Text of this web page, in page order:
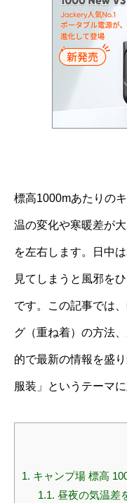
標高1000mあたりの
温の変化や寒暖差が
を左右します。日中
見てしまうと風邪を
です。この記事では
グ（重ね着）の方法
的で最新の情報を盛
服装」というテーマ
1. キャンプ場 標高
1.1. 昼夜の気温差